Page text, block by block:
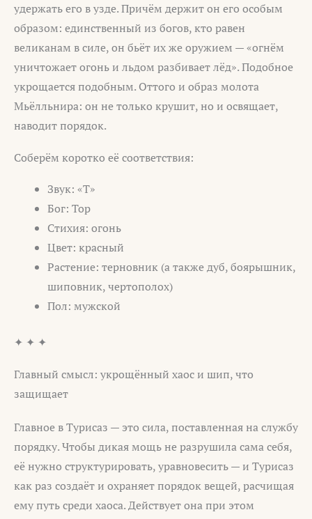
удержать его в узде. Причём держит он его особым
образом: единственный из богов, кто равен
великанам в силе, он бьёт их же оружием — «огнём
уничтожает огонь и льдом разбивает лёд». Подобное
укрощается подобным. Оттого и образ молота
Мьёлльнира: он не только крушит, но и освящает,
наводит порядок.
Соберём коротко её соответствия:
Звук: «Т»
Бог: Тор
Стихия: огонь
Цвет: красный
Растение: терновник (а также дуб, боярышник,
шиповник, чертополох)
Пол: мужской
✦ ✦ ✦
Главный смысл: укрощённый хаос и шип, что
защищает
Главное в Турисаз — это сила, поставленная на службу
порядку. Чтобы дикая мощь не разрушила сама себя,
её нужно структурировать, уравновесить — и Турисаз
как раз создаёт и охраняет порядок вещей, расчищая
ему путь среди хаоса. Действует она при этом